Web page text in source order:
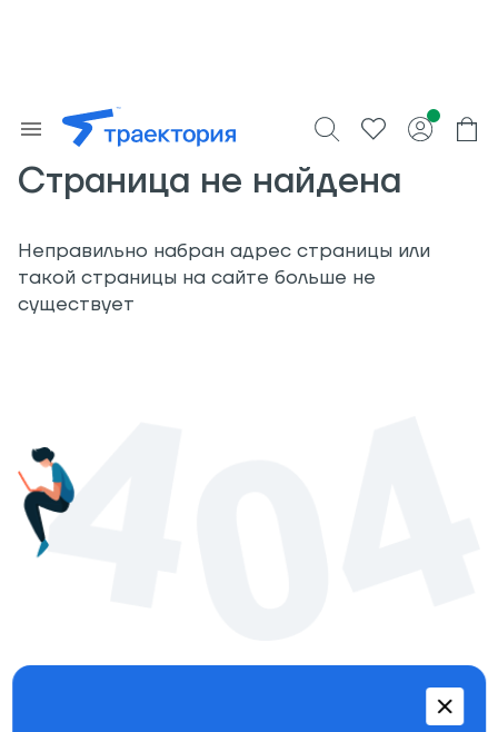
Страница не найдена
Неправильно набран адрес страницы или
такой страницы на сайте больше не
существует